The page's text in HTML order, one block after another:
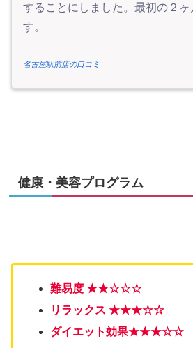
することにしました。最初の２
す。
名古屋駅前店の口コミ
健康・美容プログラム
難易度 ★★☆☆☆
リラックス ★★★☆☆
ダイエット効果★★★☆☆